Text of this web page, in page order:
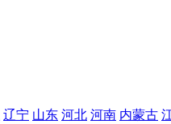
辽宁 山东 河北 河南 内蒙古